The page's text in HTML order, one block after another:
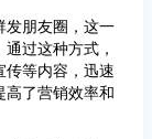
发朋友圈，这一
过这种方式，
传等内容，迅速
高了营销效率和